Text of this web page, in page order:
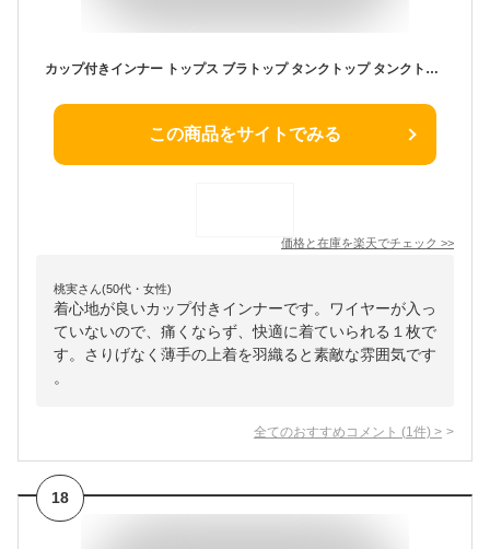
カップ付きインナー トップス ブラトップ タンクトップ タンクトップ カップイン インナー 脇肉カバー ノンワイヤー カップ付き キャミ 見せるインナー ルームウェア 部屋着 レイヤード カップ付きインナー
この商品をサイトでみる
価格と在庫を楽天でチェック >>
桃実さん(50代・女性)
着心地が良いカップ付きインナーです。ワイヤーが入っ
ていないので、痛くならず、快適に着ていられる１枚で
す。さりげなく薄手の上着を羽織ると素敵な雰囲気です
。
全てのおすすめコメント (1 件) >
18